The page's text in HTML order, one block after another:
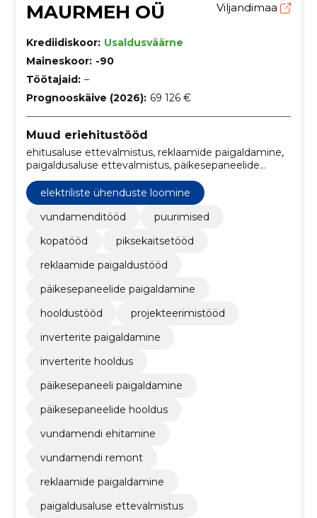
MAURMEH OÜ Viljandimaa
Krediidiskoor: Usaldusväärne
Maineskoor: -90
Töötajaid: –
Prognooskäive (2026): 69 126 €
Muud eriehitustööd
ehitusaluse ettevalmistus, reklaamide paigaldamine,
paigaldusaluse ettevalmistus, päikesepaneelide
kinnitamine, elektriliste ühenduste loomine, süsteemi
testimine ja käivitamine, vundamendi valamine:,
elektrilised ühendused, reklaami kinnitamine, aluse
ettevalmistus
elektriliste ühenduste loomine
vundamenditööd
puurimised
kopatööd
piksekaitsetööd
reklaamide paigaldustööd
päikesepaneelide paigaldamine
hooldustööd
projekteerimistööd
inverterite paigaldamine
inverterite hooldus
päikesepaneeli paigaldamine
päikesepaneelide hooldus
vundamendi ehitamine
vundamendi remont
reklaamide paigaldamine
paigaldusaluse ettevalmistus